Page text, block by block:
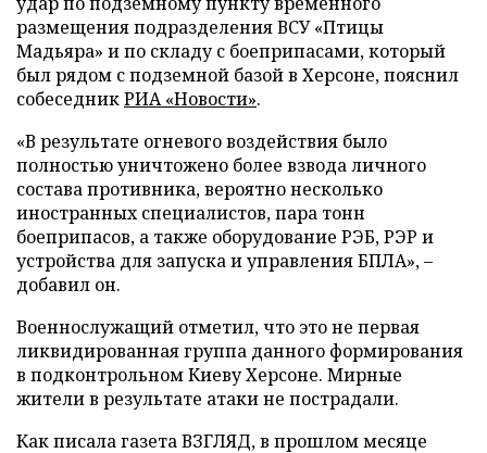
размещения подразделения ВСУ «Птицы
Мадьяра» и по складу с боеприпасами, который
был рядом с подземной базой в Херсоне, пояснил
собеседникРИА «Новости».
«В результате огневого воздействия было
полностью уничтожено более взвода личного
состава противника, вероятно несколько
иностранных специалистов, пара тонн
боеприпасов, а также оборудование РЭБ, РЭР и
устройства для запуска и управления БПЛА», –
добавил он.
Военнослужащий отметил, что это не первая
ликвидированная группа данного формирования
в подконтрольном Киеву Херсоне. Мирные
жители в результате атаки не пострадали.
Как писала газета ВЗГЛЯД, в прошлом месяце